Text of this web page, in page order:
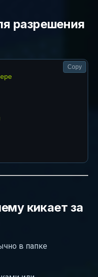
разрешения
Copy
кикает за
в папке